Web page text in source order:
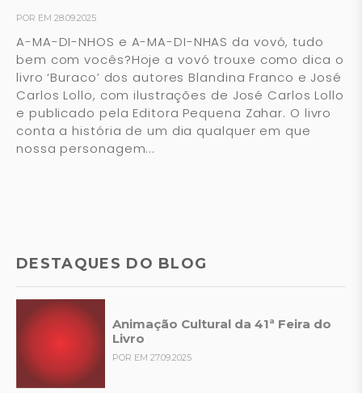
POR EM 28.09.2025
A-MA-DI-NHOS e A-MA-DI-NHAS da vovó, tudo
bem com vocês?Hoje a vovó trouxe como dica o
livro ‘Buraco’ dos autores Blandina Franco e José
Carlos Lollo, com ilustrações de José Carlos Lollo
e publicado pela Editora Pequena Zahar. O livro
conta a história de um dia qualquer em que
nossa personagem...
DESTAQUES DO BLOG
Animação Cultural da 41ª Feira do
Livro
POR EM 27.09.2025